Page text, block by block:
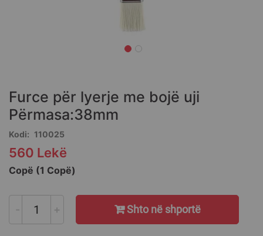
beginning
of
the
images
gallery
Furce për lyerje me bojë uji
Përmasa:38mm
Kodi 110025
560 Lekë
Copë (1 Copë)
- + Shto në shportë